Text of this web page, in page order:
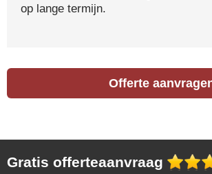
op lange termijn.
Offerte
Gratis offerteaanvraag